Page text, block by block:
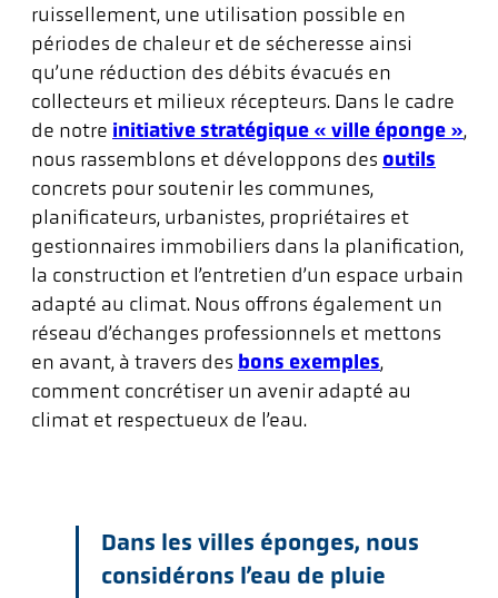
ruissellement, une utilisation possible en
périodes de chaleur et de sécheresse ainsi
qu’une réduction des débits évacués en
collecteurs et milieux récepteurs. Dans le cadre
de notre initiative stratégique « ville éponge »,
nous rassemblons et développons des outils
concrets pour soutenir les communes,
planificateurs, urbanistes, propriétaires et
gestionnaires immobiliers dans la planification,
la construction et l’entretien d’un espace urbain
adapté au climat. Nous offrons également un
réseau d’échanges professionnels et mettons
en avant, à travers des bons exemples,
comment concrétiser un avenir adapté au
climat et respectueux de l’eau.
Dans les villes éponges, nous
considérons l’eau de pluie